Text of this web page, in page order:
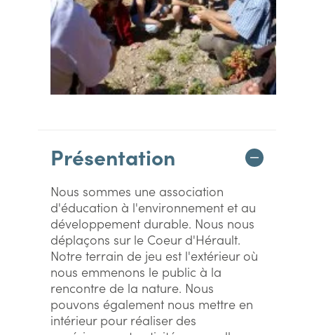
Présentation
Nous sommes une association
d'éducation à l'environnement et au
développement durable. Nous nous
déplaçons sur le Coeur d'Hérault.
Notre terrain de jeu est l'extérieur où
nous emmenons le public à la
rencontre de la nature. Nous
pouvons également nous mettre en
intérieur pour réaliser des